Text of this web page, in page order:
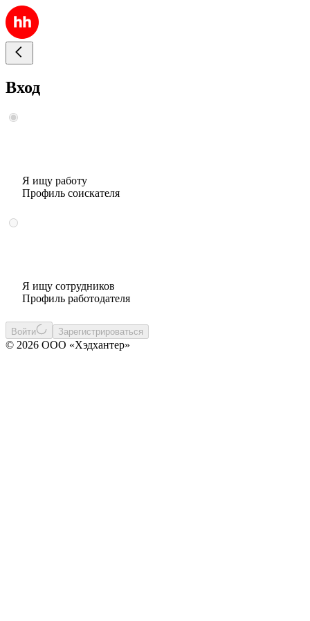
Вход
Я ищу работу
Профиль соискателя
Я ищу сотрудников
Профиль работодателя
Войти Зарегистрироваться
© 2026 ООО «Хэдхантер»